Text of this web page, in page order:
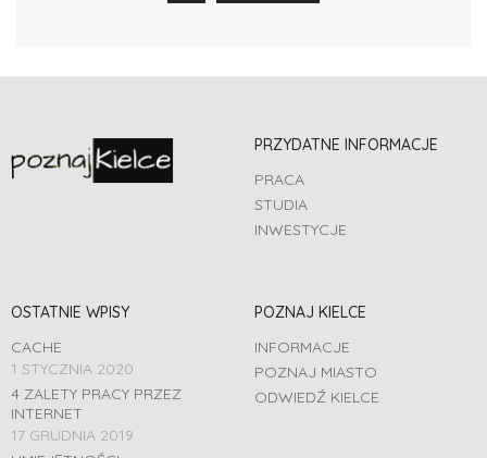
PRZYDATNE INFORMACJE
PRACA
STUDIA
INWESTYCJE
OSTATNIE WPISY
CACHE
1 STYCZNIA 2020
4 ZALETY PRACY PRZEZ
INTERNET
17 GRUDNIA 2019
POZNAJ KIELCE
INFORMACJE
POZNAJ MIASTO
ODWIEDŹ KIELCE